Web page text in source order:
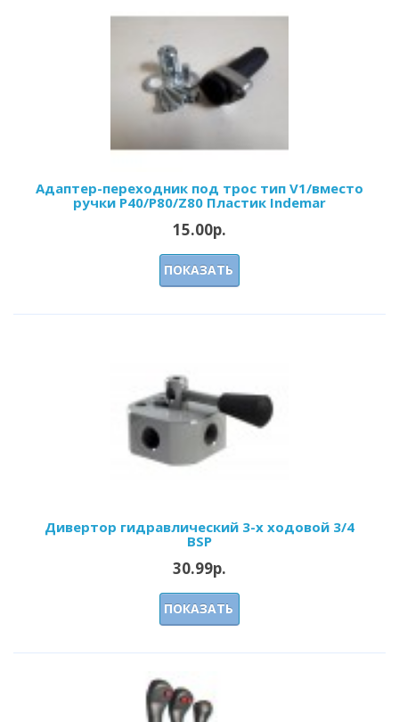
Адаптер-переходник под трос тип V1/вместо
ручки P40/Р80/Z80 Пластик Indemar
15.00р.
ПОКАЗАТЬ
Дивертор гидравлический 3-х ходовой 3/4
BSP
30.99р.
ПОКАЗАТЬ